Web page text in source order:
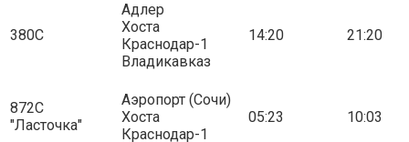
380С
Адлер
Хоста
Краснодар-1
Владикавказ
14:20 21:20
872С
"Ласточка"
Аэропорт (Сочи)
Хоста
Краснодар-1
05:23 10:03